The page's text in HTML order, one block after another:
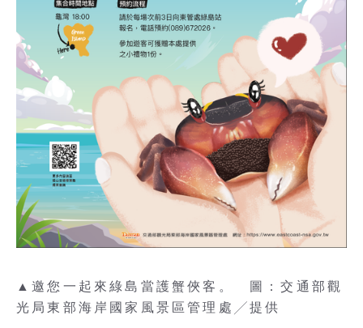
▲邀您一起來綠島當護蟹俠客。 圖：交通部觀
光局東部海岸國家風景區管理處╱提供